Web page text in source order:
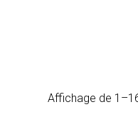
Affichage de